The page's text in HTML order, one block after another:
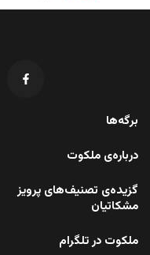
برگه‌ها
درباره‌ی ملکوت
گزیده‌ی تصنیف‌های پرویز
مشکاتیان
ملکوت در تلگرام